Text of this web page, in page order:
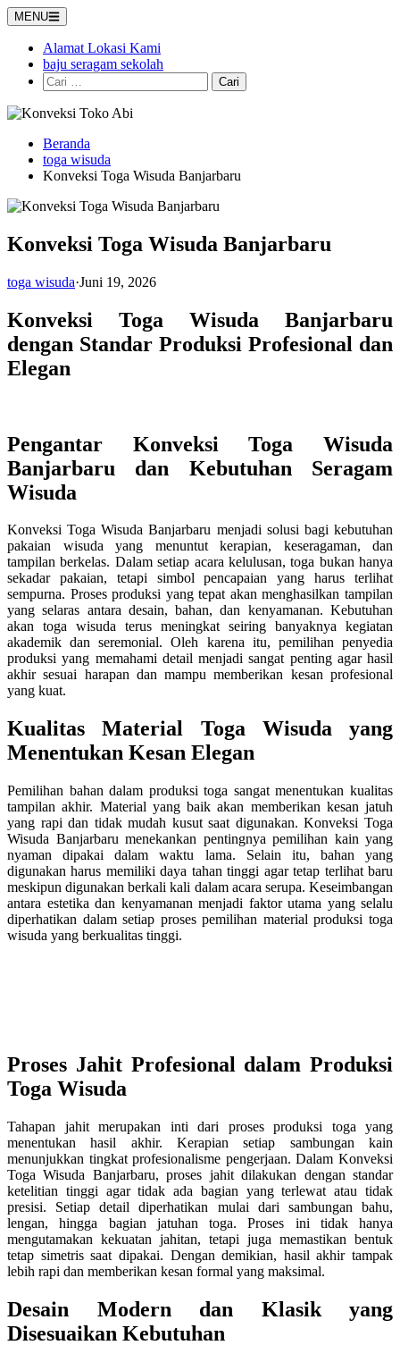
Langsung
ke
konten
MENU
Alamat Lokasi Kami
baju seragam sekolah
Cari
untuk:
Beranda
toga wisuda
Konveksi Toga Wisuda Banjarbaru
Konveksi Toga Wisuda Banjarbaru
toga wisuda·Juni 19, 2026
Konveksi Toga Wisuda Banjarbaru
dengan Standar Produksi Profesional dan
Elegan
Pengantar Konveksi Toga Wisuda
Banjarbaru dan Kebutuhan Seragam
Wisuda
Konveksi Toga Wisuda Banjarbaru menjadi solusi bagi kebutuhan
pakaian wisuda yang menuntut kerapian, keseragaman, dan
tampilan berkelas. Dalam setiap acara kelulusan, toga bukan hanya
sekadar pakaian, tetapi simbol pencapaian yang harus terlihat
sempurna. Proses produksi yang tepat akan menghasilkan tampilan
yang selaras antara desain, bahan, dan kenyamanan. Kebutuhan
akan toga wisuda terus meningkat seiring banyaknya kegiatan
akademik dan seremonial. Oleh karena itu, pemilihan penyedia
produksi yang memahami detail menjadi sangat penting agar hasil
akhir sesuai harapan dan mampu memberikan kesan profesional
yang kuat.
Kualitas Material Toga Wisuda yang
Menentukan Kesan Elegan
Pemilihan bahan dalam produksi toga sangat menentukan kualitas
tampilan akhir. Material yang baik akan memberikan kesan jatuh
yang rapi dan tidak mudah kusut saat digunakan. Konveksi Toga
Wisuda Banjarbaru menekankan pentingnya pemilihan kain yang
nyaman dipakai dalam waktu lama. Selain itu, bahan yang
digunakan harus memiliki daya tahan tinggi agar tetap terlihat baru
meskipun digunakan berkali kali dalam acara serupa. Keseimbangan
antara estetika dan kenyamanan menjadi faktor utama yang selalu
diperhatikan dalam setiap proses pemilihan material produksi toga
wisuda yang berkualitas tinggi.
Proses Jahit Profesional dalam Produksi
Toga Wisuda
Tahapan jahit merupakan inti dari proses produksi toga yang
menentukan hasil akhir. Kerapian setiap sambungan kain
menunjukkan tingkat profesionalisme pengerjaan. Dalam Konveksi
Toga Wisuda Banjarbaru, proses jahit dilakukan dengan standar
ketelitian tinggi agar tidak ada bagian yang terlewat atau tidak
presisi. Setiap detail diperhatikan mulai dari sambungan bahu,
lengan, hingga bagian jatuhan toga. Proses ini tidak hanya
mengutamakan kekuatan jahitan, tetapi juga memastikan bentuk
tetap simetris saat dipakai. Dengan demikian, hasil akhir tampak
lebih rapi dan memberikan kesan formal yang maksimal.
Desain Modern dan Klasik yang
Disesuaikan Kebutuhan